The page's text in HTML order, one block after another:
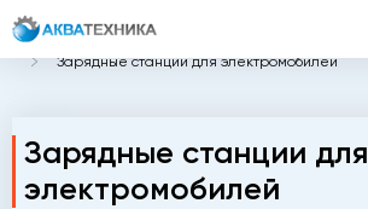
Главная Каталог
Зарядные станции для электромобилей
Зарядные станции для
электромобилей